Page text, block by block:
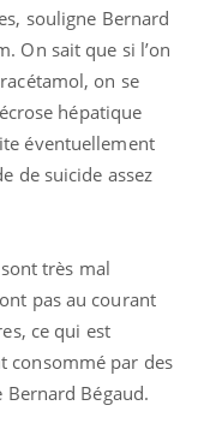
souligne Bernard
On sait que si l’on
on se
hépatique
éventuellement
de suicide assez
très mal
pas au courant
ce qui est
consommé par des
Bernard Bégaud.